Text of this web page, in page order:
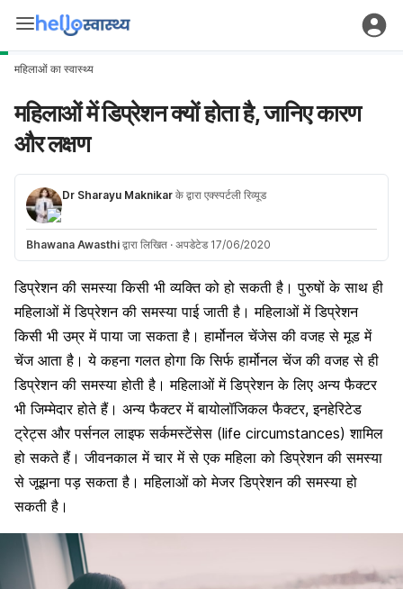
महिलाओं का स्वास्थ्य
महिलाओं में डिप्रेशन क्यों होता है, जानिए कारण
और लक्षण
Dr Sharayu Maknikar के द्वारा एक्स्पर्टली रिव्यूड
Bhawana Awasthi द्वारा लिखित · अपडेटेड 17/06/2020
डिप्रेशनकी समस्या किसी भी व्यक्ति को हो सकती है। पुरुषों के साथ ही
महिलाओं में डिप्रेशन की समस्या पाई जाती है। महिलाओं में डिप्रेशन
किसी भी उम्र में पाया जा सकता है। हार्मोनल चेंजेस की वजह से मूड में
चेंज आता है। ये कहना गलत होगा कि सिर्फ हार्मोनल चेंज की वजह से ही
डिप्रेशन की समस्या होती है। महिलाओं में डिप्रेशन के लिए अन्य फैक्टर
भी जिम्मेदार होते हैं। अन्य फैक्टर में बायोलॉजिकल फैक्टर, इनहेरिटेड
ट्रेट्स और पर्सनल लाइफ सर्कमस्टेंसेस (life circumstances) शामिल
हो सकते हैं। जीवनकाल में चार में से एक महिला को डिप्रेशन की समस्या
से जूझना पड़ सकता है। महिलाओं को मेजर डिप्रेशन की समस्या हो
सकती है।